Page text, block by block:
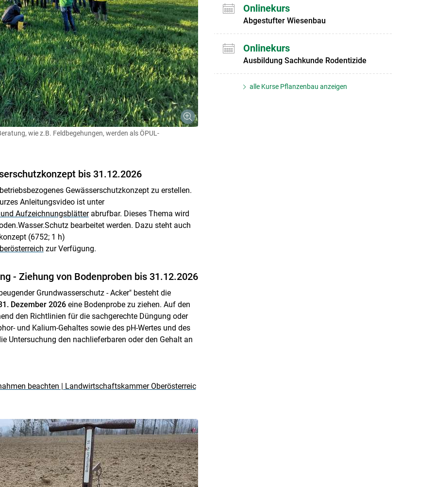
wie z.B. Feldbegehungen, werden als ÖPUL-
bis 31.12.2026
Gewässerschutzkonzept zu erstellen.
Anleitungsvideo ist unter
Aufzeichnungsblätterabrufbar. Dieses Thema wird
bearbeitet werden. Dazu steht auch
(6752; 1 h)
zur Verfügung.
- Ziehung von Bodenproben bis 31.12.2026
Grundwasserschutz - Acker" besteht die
Dezember 2026eine Bodenprobe zu ziehen. Auf den
den Richtlinien für die sachgerechte Düngung oder
und Kalium-Gehaltes sowie des pH-Wertes und des
Untersuchung den nachlieferbaren oder den Gehalt an
beachten | Landwirtschaftskammer Oberösterreic
Onlinekurs
Abgestufter Wiesenbau
Onlinekurs
Ausbildung Sachkunde Rodentizide
alle Kurse Pflanzenbau anzeigen